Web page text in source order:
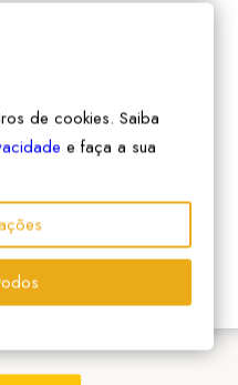
de cookies. Saiba
e faça a sua